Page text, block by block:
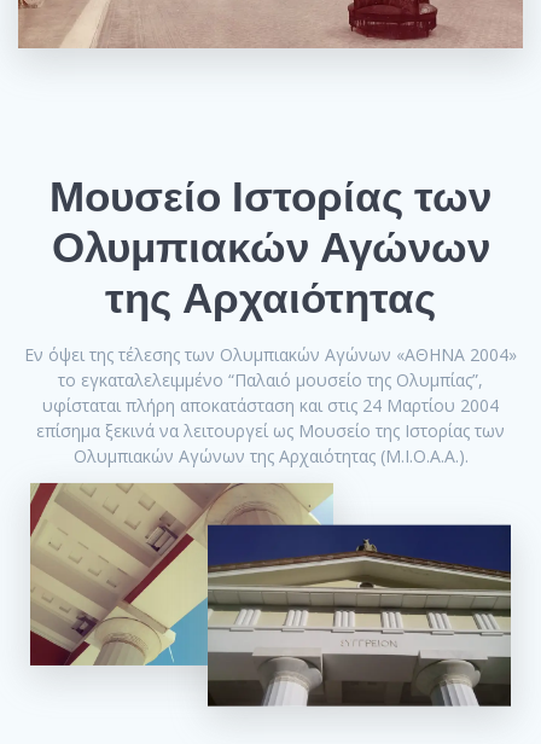
Μουσείο Ιστορίας των
Ολυμπιακών Αγώνων
της Αρχαιότητας
Εν όψει της τέλεσης των Ολυμπιακών Αγώνων «ΑΘΗΝΑ 2004»
το εγκαταλελειμμένο “Παλαιό μουσείο της Ολυμπίας”,
υφίσταται πλήρη αποκατάσταση και στις 24 Μαρτίου 2004
επίσημα ξεκινά να λειτουργεί ως Μουσείο της Ιστορίας των
Ολυμπιακών Αγώνων της Αρχαιότητας (Μ.Ι.Ο.Α.Α.).